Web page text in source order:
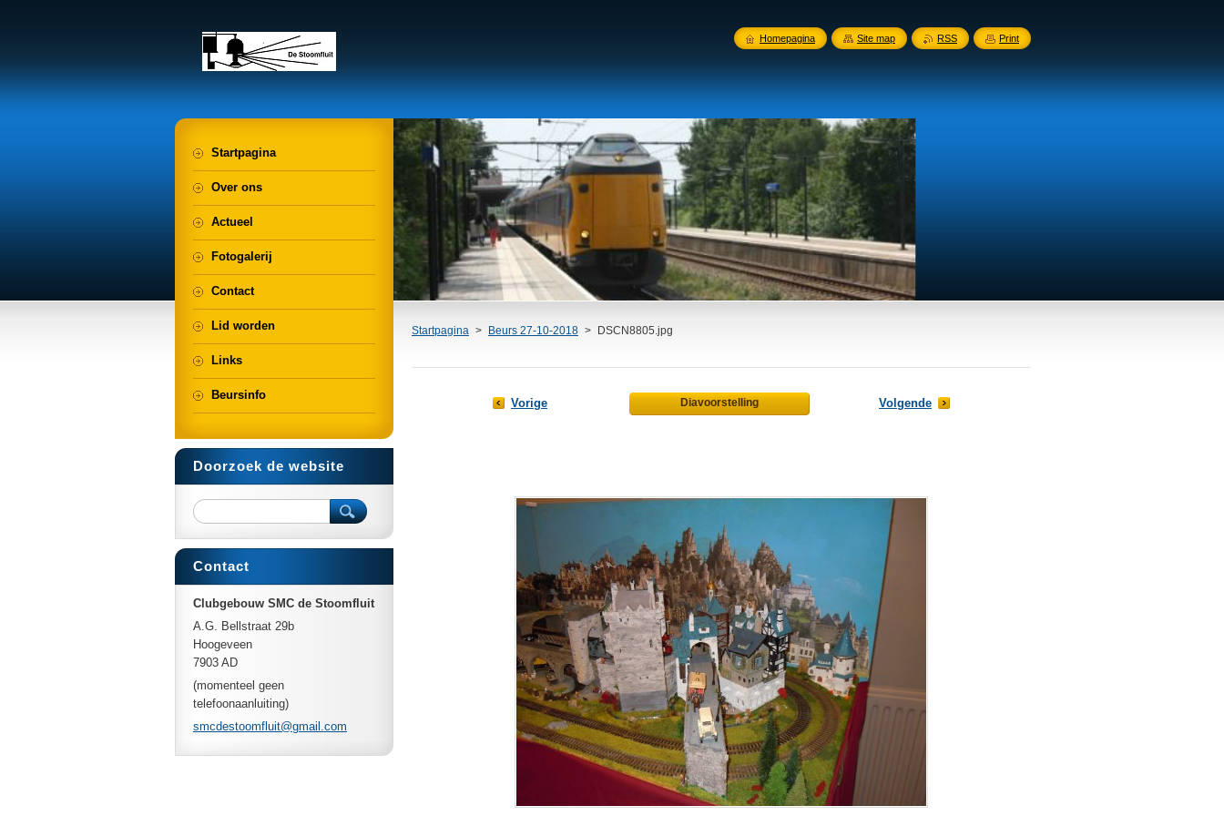
Startpagina > Beurs 27-10-2018 > DSCN8805.jpg
Vorige Diavoorstelling Volgende
Startpagina
Over ons
Actueel
Fotogalerij
Contact
Lid worden
Links
Beursinfo
Doorzoek de website
Contact
Clubgebouw SMC de Stoomfluit
A.G. Bellstraat 29b
Hoogeveen
7903 AD
(momenteel geen
telefoonaanluiting)
smcdestoomfluit@gmail.com
Homepagina Site map RSS Print